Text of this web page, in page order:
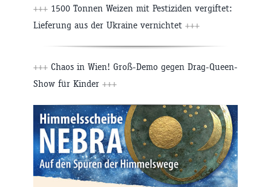
+++ 1500 Tonnen Weizen mit Pestiziden vergiftet:
Lieferung aus der Ukraine vernichtet +++
+++ Chaos in Wien! Groß-Demo gegen Drag-Queen-
Show für Kinder +++